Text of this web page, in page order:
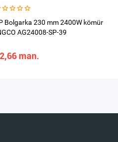
Bolgarka 230 mm 2400W kömür
AG24008-SP-39
man.